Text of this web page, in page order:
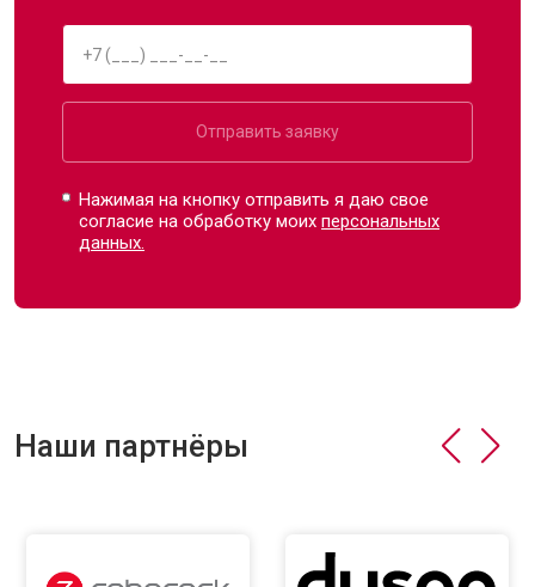
Отправить заявку
Нажимая на кнопку отправить я даю свое
согласие на обработку моихперсональных
данных.
Наши партнёры